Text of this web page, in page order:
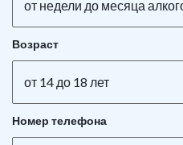
от недели до месяца
Возраст
от 14 до 18 лет
Номер телефона